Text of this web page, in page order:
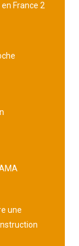
France 2
une